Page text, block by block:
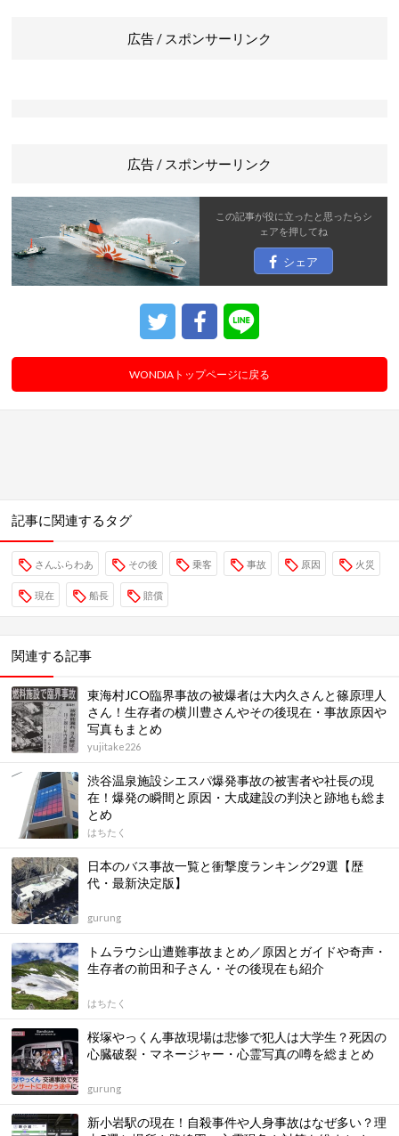
広告 / スポンサーリンク
広告 / スポンサーリンク
この記事が役に立ったと思ったらシ
ェアを押してね
シェア
WONDIAトップページに戻る
記事に関連するタグ
さんふらわあ その後 乗客 事故 原因 火災
現在 船長 賠償
関連する記事
東海村JCO臨界事故の被爆者は大内久さんと篠原理人
さん！生存者の横川豊さんやその後現在・事故原因や
写真もまとめ
yujitake226
渋谷温泉施設シエスパ爆発事故の被害者や社長の現
在！爆発の瞬間と原因・大成建設の判決と跡地も総ま
とめ
はちたく
日本のバス事故一覧と衝撃度ランキング29選【歴
代・最新決定版】
gurung
トムラウシ山遭難事故まとめ／原因とガイドや奇声・
生存者の前田和子さん・その後現在も紹介
はちたく
桜塚やっくん事故現場は悲惨で犯人は大学生？死因の
心臓破裂・マネージャー・心霊写真の噂を総まとめ
gurung
新小岩駅の現在！自殺事件や人身事故はなぜ多い？理